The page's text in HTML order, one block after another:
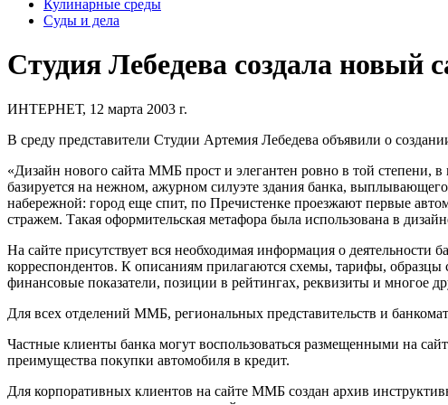
Кулинарные среды
Суды и дела
Студия Лебедева создала новый
ИНТЕРНЕТ, 12 марта 2003 г.
В среду представители Студии Артемия Лебедева объявили о
«Дизайн нового сайта ММБ прост и элегантен ровно в той степени,
базируется на нежном, ажурном силуэте здания банка,
набережной: город еще спит, по Пречистенке проезжают первые
стражем. Такая оформительская метафора была использована в
На сайте присутствует вся необходимая информация о
корреспондентов. К описаниям прилагаются схемы, тарифы,
финансовые показатели, позиции в рейтингах, реквизиты и многое
Для всех отделений ММБ, региональных представительств и
Частные клиенты банка могут воспользоваться размещенными на
преимущества покупки автомобиля в кредит.
Для корпоративных клиентов на сайте ММБ создан архив